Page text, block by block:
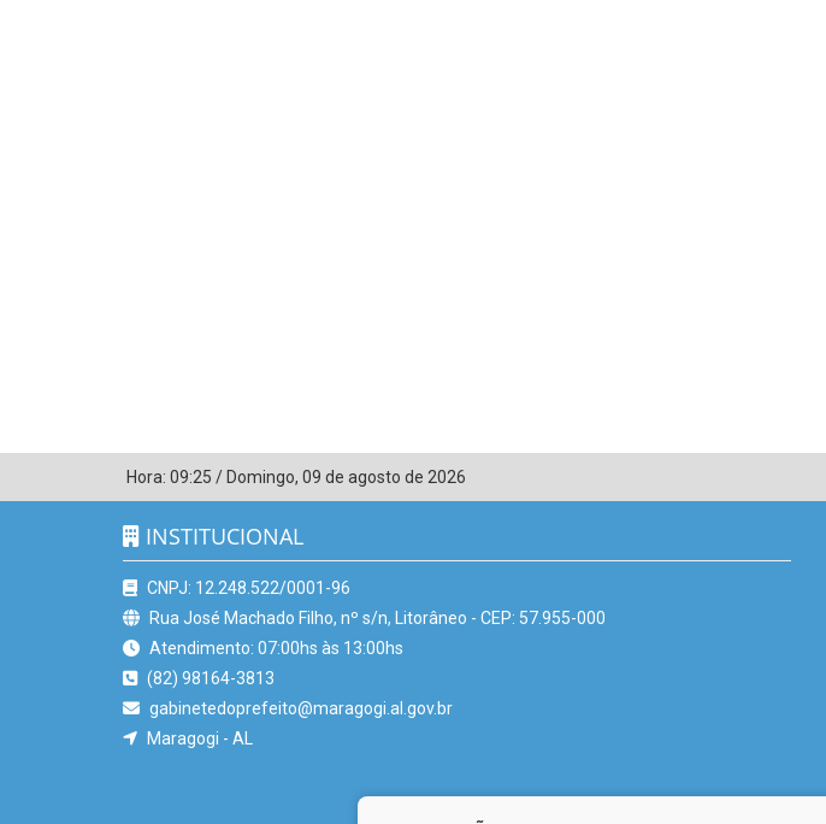
Hora: 09:25 / Domingo, 09 de agosto de 2026
INSTITUCIONAL
CNPJ: 12.248.522/0001-96
Rua José Machado Filho, nº s/n, Litorâneo - CEP: 57.955-000
Atendimento: 07:00hs às 13:00hs
(82) 98164-3813
gabinetedoprefeito@maragogi.al.gov.br
Maragogi - AL